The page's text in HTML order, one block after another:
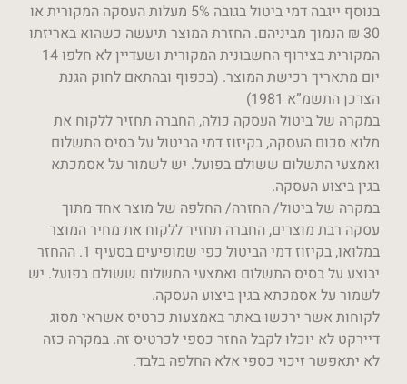
בנוסף ייגבה דמי ביטול בגובה 5% מעלות העסקה המקורית או
30 ₪ הנמוך מביניהם. החזרת המוצר תיעשה כשהוא באריזתו
המקורית בצירוף החשבונית המקורית ושעדיין לא חלפו 14
יום מתאריך רכישת המוצר. (בכפוף ובהתאם לחוק הגנת
הצרכן התשמ”א 1981)
במקרה של ביטול העסקה כולה, החברה תחזיר ללקוח את
מלוא סכום העסקה, בקיזוז דמי הביטול על בסיס התשלום
ואמצעי התשלום ששולם בפועל. יש לשמור על אסמכתא
בגין ביצוע העסקה.
במקרה של ביטול/ החזרה/ החלפה של מוצר אחד מתוך
עסקה רבת מוצרים, החברה תחזיר ללקוח את מחיר המוצר
במלואו, בקיזוז דמי הביטול כפי שמופיעים בסעיף 1. ההחזר
יבוצע על בסיס התשלום ואמצעי התשלום ששולם בפועל. יש
לשמור על אסמכתא בגין ביצוע העסקה.
לקוחות אשר ירכשו באתר באמצעות כרטיס אשראי מסוג
דיירקט לא יוכלו לקבל החזר כספי לכרטיס זה. במקרה כזה
לא יתאפשר זיכוי כספי אלא החלפה בלבד.